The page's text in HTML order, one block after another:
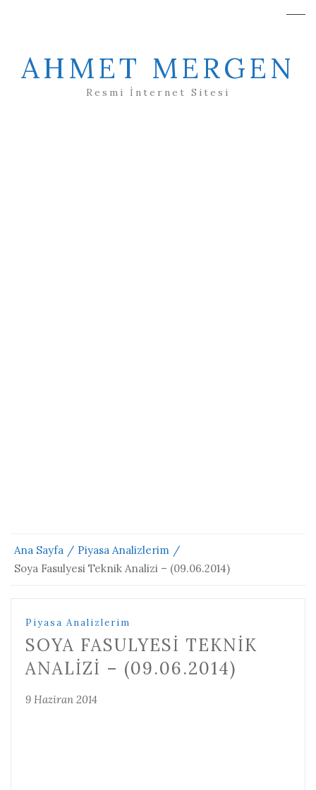
AHMET MERGEN
Resmi İnternet Sitesi
Ana Sayfa
Piyasa Analizlerim
Soya Fasulyesi Teknik Analizi – (09.06.2014)
Piyasa Analizlerim
SOYA FASULYESI TEKNIK
ANALIZI – (09.06.2014)
9 Haziran 2014